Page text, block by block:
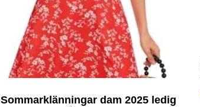
Sommarklänningar dam 2025 ledig